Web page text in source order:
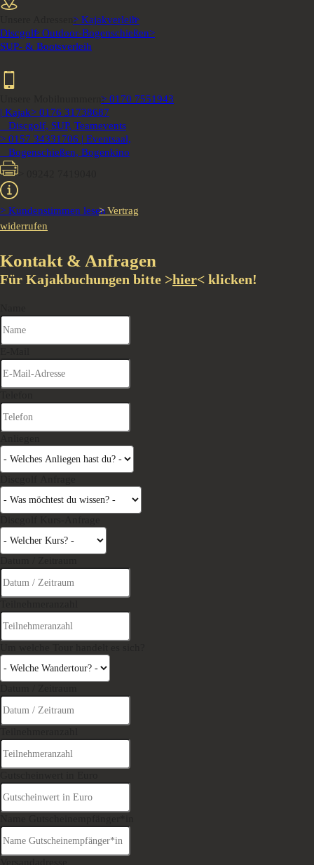
Unsere Adressen:> Kajakverleih>
Discgolf> Outdoor-Bogenschießen>
SUP- & Bootsverleih
Unsere Mobilnummern:> 0170 7551943
| Kajak> 0176 31738687
Discgolf, SUP, Teamevents
> 0157 34331706 | Eventsaal,
Bogenschießen, Bogenkino
> Kundenstimmen lesen> Vertrag
widerrufen
Kontakt & Anfragen
Für Kajakbuchungen bitte >hier< klicken!